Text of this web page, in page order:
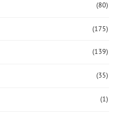
(80)
(175)
(139)
(35)
(1)